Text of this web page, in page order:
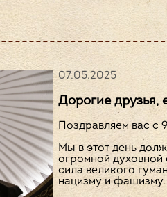
07.05.2025
Дорогие
Поздравляем ваc с
Мы в этот день
огромной духовной
сила великого
нацизму и фашизму.